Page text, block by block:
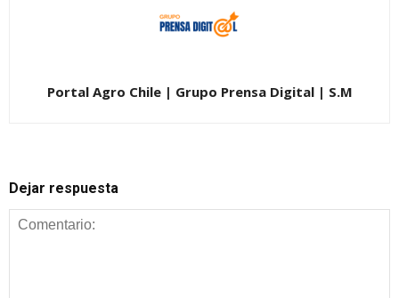
Portal Agro Chile | Grupo Prensa Digital | S.M
Dejar respuesta